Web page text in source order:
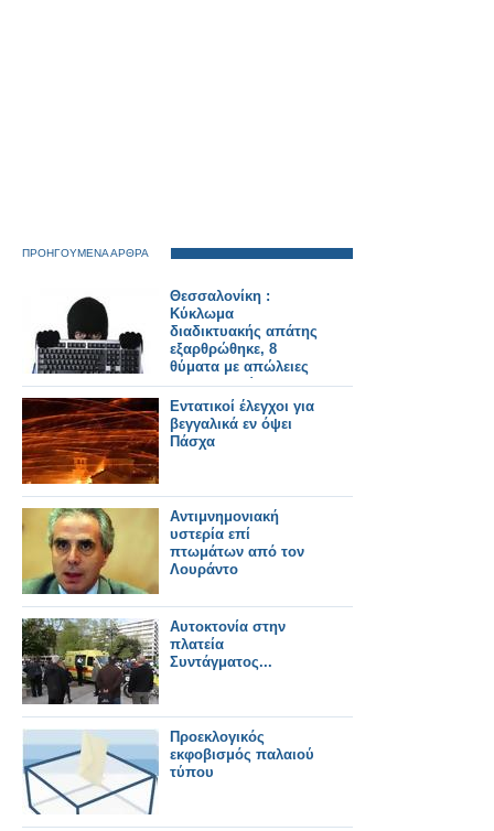
ΠΡΟΗΓΟΥΜΕΝΑ ΑΡΘΡΑ
Θεσσαλονίκη :
Κύκλωμα
διαδικτυακής απάτης
εξαρθρώθηκε, 8
θύματα με απώλειες
21.500 Ευρώ
Εντατικοί έλεγχοι για
βεγγαλικά εν όψει
Πάσχα
Αντιμνημονιακή
υστερία επί
πτωμάτων από τον
Λουράντο
Αυτοκτονία στην
πλατεία
Συντάγματος...
Προεκλογικός
εκφοβισμός παλαιού
τύπου